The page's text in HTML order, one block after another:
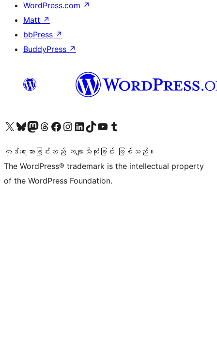
WordPress.com ↗
Matt ↗
bbPress ↗
BuddyPress ↗
ကျွန်ုပ်တို့၏ X (ယခင် Twitter) အကောင့်သို့ သွားရောက်ကြည့်ရှုပါကျွန်ုပ်တို့၏ Bluesky အကောင့်သို့ ဝင်ရောက်ကြည့်ရှုရန်
ကျွန်ုပ်တို့၏ Mastodon အကောင့်သို့ သွားရောက်ကြည့်ရှုပါကျွန်ုပ်တို့၏ Threads အကောင့်သို့ ဝင်ရောက်ကြည့်ရှုရန်
ကျွန်ုပ်တို့၏ Facebook စာမျက်နှာသို့ သွားရောက်ကြည့်ရှုပါကျွန်ုပ်တို့၏ Instagram အကောင့်သို့ သွားရောက်ကြည့်ရှုပါ ကျွန်ုပ်တို့၏ LinkedIn အကောင့်သို့ သွားရောက်ကြည့်ရှုပါကျွန်ုပ်တို့၏ TikTok အကောင့်သို့ ဝင်ရောက်ကြည့်ရှုရန်
ကျွန်ုပ်တို့၏ YouTube ချန်နယ်သို့ သွားရောက်ကြည့်ရှုပါ ကျွန်ုပ်တို့၏ Tumblr အကောင့်သို့ ဝင်ရောက်ကြည့်ရှုရန်
ကုဒ်ရေးသားခြင်းသည် ကဗျာသီကုံးခြင်း ဖြစ်သည်။
The WordPress® trademark is the intellectual property
of the WordPress Foundation.